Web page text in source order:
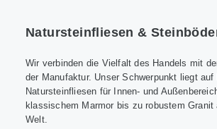
Natursteinfliesen &
Wir verbinden die Vielfalt des Handels mit
der Manufaktur. Unser Schwerpunkt liegt auf
Natursteinfliesen für Innen- und
klassischem Marmor bis zu robustem Granit
Welt.